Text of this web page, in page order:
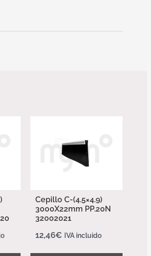
Cepillo C-(4.5×4.9)
3000X22mm PP.20N
32002021
12,46€ IVA incluido